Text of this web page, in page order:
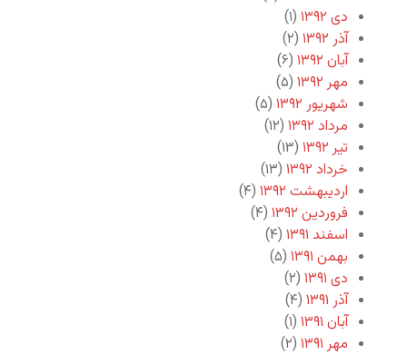
دی ۱۳۹۲
(۱)
آذر ۱۳۹۲
(۲)
آبان ۱۳۹۲
(۶)
مهر ۱۳۹۲
(۵)
شهریور ۱۳۹۲
(۵)
مرداد ۱۳۹۲
(۱۲)
تیر ۱۳۹۲
(۱۳)
خرداد ۱۳۹۲
(۱۳)
اردیبهشت ۱۳۹۲
(۴)
فروردین ۱۳۹۲
(۴)
اسفند ۱۳۹۱
(۴)
بهمن ۱۳۹۱
(۵)
دی ۱۳۹۱
(۲)
آذر ۱۳۹۱
(۴)
آبان ۱۳۹۱
(۱)
مهر ۱۳۹۱
(۲)